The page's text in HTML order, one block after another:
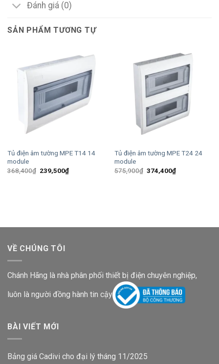
Đánh giá (0)
SẢN PHẨM TƯƠNG TỰ
Tủ điện âm tường MPE T14 14
module
368,400₫ Giá
239,500₫Giá
hiện
Tủ điện âm tường MPE T24 24
module
575,900₫ Giá
374,400₫Giá
hiện
VỀ CHÚNG TÔI
Chánh Hãng là nhà phân phối thiết bị điện chuyên nghiệp,
luôn là người đồng hành tin cậy
BÀI VIẾT MỚI
Bảng giá Cadivi cho đại lý tháng 11/2025